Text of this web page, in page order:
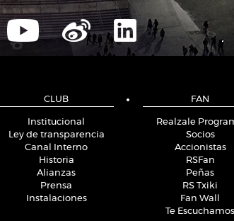
CLUB
Institucional
Ley de transparencia
Canal Interno
Historia
Alianzas
Prensa
Instalaciones
FAN
Realzale
Socios
Accionistas
RSFan
Peñas
RS Txiki
Fan Wall
Te Escuchamos